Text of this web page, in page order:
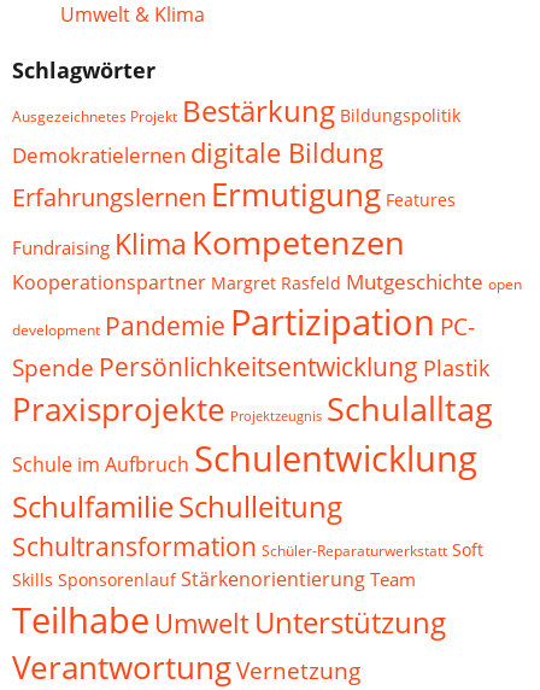
Umwelt & Klima
Schlagwörter
Ausgezeichnetes Projekt Bestärkung Bildungspolitik
Demokratielernen digitale Bildung
Erfahrungslernen Ermutigung Features
Fundraising Klima Kompetenzen
Kooperationspartner Margret Rasfeld Mutgeschichte open
development Pandemie Partizipation PC-
Spende Persönlichkeitsentwicklung Plastik
Praxisprojekte Projektzeugnis Schulalltag
Schule im Aufbruch Schulentwicklung
SchulfamilieSchulleitung
Schultransformation Schüler-Reparaturwerkstatt Soft
Skills Sponsorenlauf Stärkenorientierung Team
Teilhabe Umwelt Unterstützung
VerantwortungVernetzung